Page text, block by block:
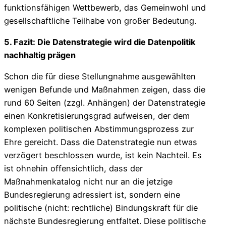
funktionsfähigen Wettbewerb, das Gemeinwohl und
gesellschaftliche Teilhabe von großer Bedeutung.
5. Fazit: Die Datenstrategie wird die Datenpolitik
nachhaltig prägen
Schon die für diese Stellungnahme ausgewählten
wenigen Befunde und Maßnahmen zeigen, dass die
rund 60 Seiten (zzgl. Anhängen) der Datenstrategie
einen Konkretisierungsgrad aufweisen, der dem
komplexen politischen Abstimmungsprozess zur
Ehre gereicht. Dass die Datenstrategie nun etwas
verzögert beschlossen wurde, ist kein Nachteil. Es
ist ohnehin offensichtlich, dass der
Maßnahmenkatalog nicht nur an die jetzige
Bundesregierung adressiert ist, sondern eine
politische (nicht: rechtliche) Bindungskraft für die
nächste Bundesregierung entfaltet. Diese politische